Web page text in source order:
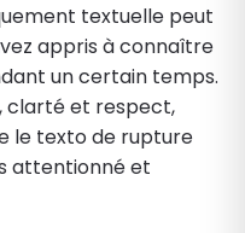
textuelle peut
appris à connaître
un certain temps.
clarté et respect,
le texto de rupture
attentionné et